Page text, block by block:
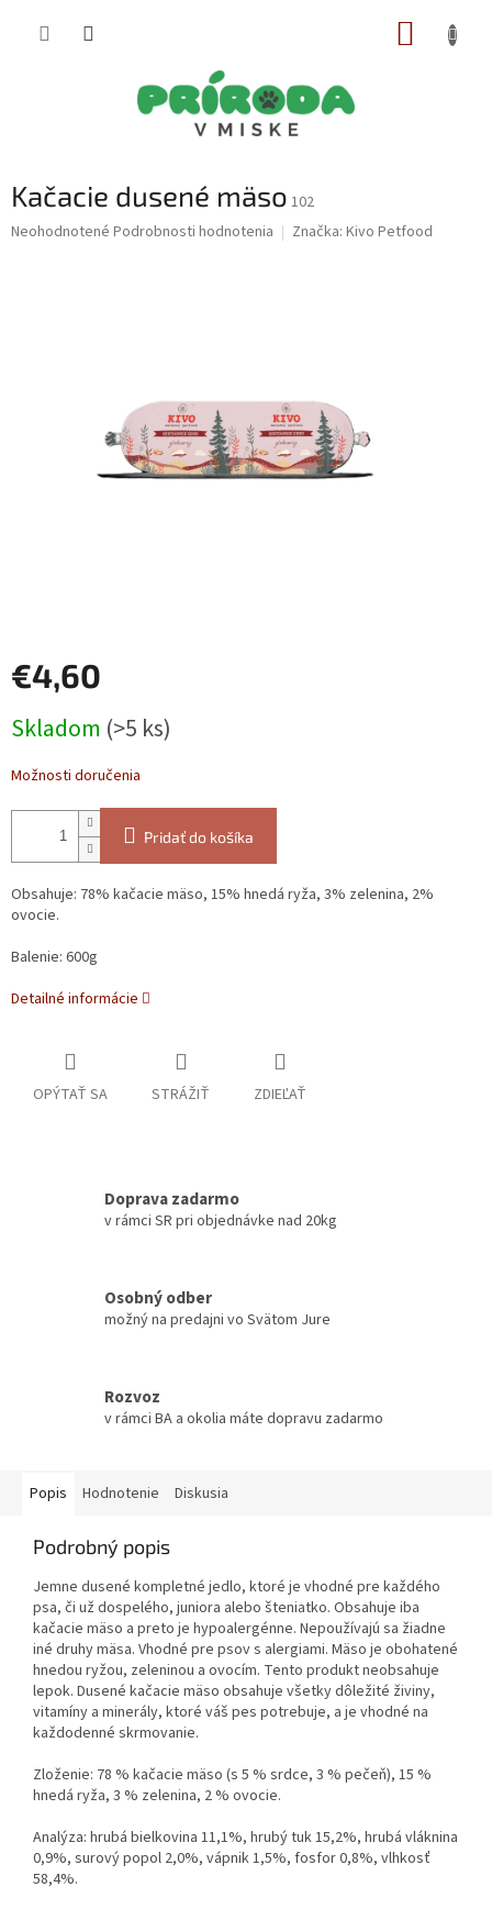
Kačacie dusené mäso 102
Priemerné
Neohodnotené Podrobnosti hodnotenia Značka: Kivo Petfood
€4,60
cena:
Skladom (>5 ks)
Možnosti doručenia
Pridať do košíka
Obsahuje: 78% kačacie mäso, 15% hnedá ryža, 3% zelenina, 2%
ovocie.
Balenie: 600g
Detailné informácie
OPÝTAŤ SA STRÁŽIŤ ZDIEĽAŤ
Doprava zadarmo
v rámci SR pri objednávke nad 20kg
Osobný odber
možný na predajni vo Svätom Jure
Rozvoz
v rámci BA a okolia máte dopravu zadarmo
Popis Hodnotenie Diskusia
Podrobný popis
Jemne dusené kompletné jedlo, ktoré je vhodné pre každého
psa, či už dospelého, juniora alebo šteniatko. Obsahuje iba
kačacie mäso a preto je hypoalergénne. Nepoužívajú sa žiadne
iné druhy mäsa. Vhodné pre psov s alergiami. Mäso je obohatené
hnedou ryžou, zeleninou a ovocím. Tento produkt neobsahuje
lepok. Dusené kačacie mäso obsahuje všetky dôležité živiny,
vitamíny a minerály, ktoré váš pes potrebuje, a je vhodné na
každodenné skrmovanie.
Zloženie: 78 % kačacie mäso (s 5 % srdce, 3 % pečeň), 15 %
hnedá ryža, 3 % zelenina, 2 % ovocie.
Analýza: hrubá bielkovina 11,1%, hrubý tuk 15,2%, hrubá vláknina
0,9%, surový popol 2,0%, vápnik 1,5%, fosfor 0,8%, vlhkosť
58,4%.